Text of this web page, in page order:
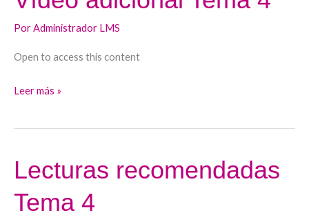
PorAdministrador LMS
Open to access this content
adicional
Tema
Leer más »
Lecturas recomendadas
Tema 4
Lecturas
recomendadas
Tema